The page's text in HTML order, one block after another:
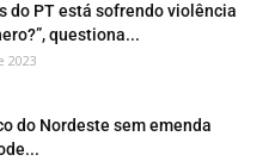
do PT está sofrendo violência
questiona...
2023
do Nordeste sem emenda